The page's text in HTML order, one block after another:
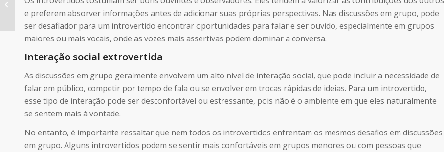
e preferem absorver informações antes de adicionar suas próprias perspectivas. Nas discussões em grupo, pode
ser desafiador para um introvertido encontrar oportunidades para falar e ser ouvido, especialmente em grupos
maiores ou mais vocais, onde as vozes mais assertivas podem dominar a conversa.
Interação social extrovertida
As discussões em grupo geralmente envolvem um alto nível de interação social, que pode incluir a necessidade de
falar em público, competir por tempo de fala ou se envolver em trocas rápidas de ideias. Para um introvertido,
esse tipo de interação pode ser desconfortável ou estressante, pois não é o ambiente em que eles naturalmente
se sentem mais à vontade.
No entanto, é importante ressaltar que nem todos os introvertidos enfrentam os mesmos desafios em discussões
em grupo. Alguns introvertidos podem se sentir mais confortáveis em grupos menores ou com pessoas que
como par romântico